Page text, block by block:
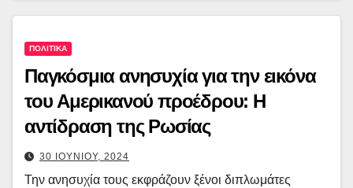
ΠΟΛΙΤΙΚΑ
Παγκόσμια ανησυχία για την εικόνα
του Αμερικανού προέδρου: Η
αντίδραση της Ρωσίας
30 ΙΟΥΝΙΟΥ, 2024
Την ανησυχία τους εκφράζουν ξένοι διπλωμάτες